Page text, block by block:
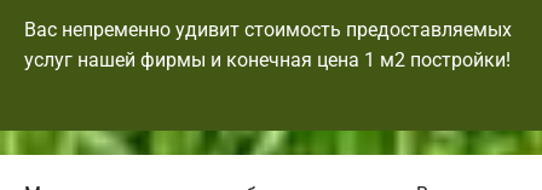
Вас непременно удивит стоимость предоставляемых
услуг нашей фирмы и конечная цена 1 м2 постройки!